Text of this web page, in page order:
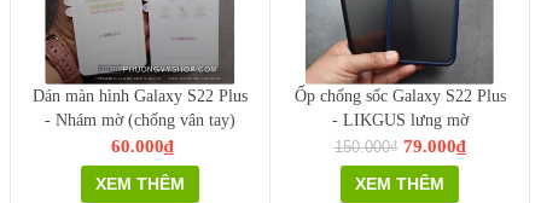
Dán màn hình Galaxy S22 Plus
- Nhám mờ (chống vân tay)
60.000₫
XEM THÊM
Ốp chống sốc Galaxy S22 Plus
- LIKGUS lưng mờ
150.000₫ 79.000₫
XEM THÊM